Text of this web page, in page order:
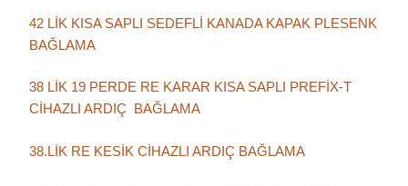
42 LİK KISA SAPLI SEDEFLİ KANADA KAPAK PLESENK
BAĞLAMA
38 LİK 19 PERDE RE KARAR KISA SAPLI PREFİX-T
CİHAZLI ARDIÇ BAĞLAMA
38.LİK RE KESİK CİHAZLI ARDIÇ BAĞLAMA